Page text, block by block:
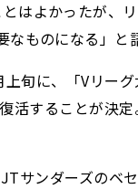
はよかったが、
ものになる」と
旬に、「Vリー
活することが決
サンダーズのベ